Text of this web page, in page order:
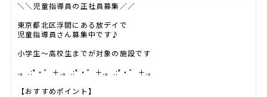
＼＼児童指導員の正社員募集／／
東京都北区浮間にある放デイで
児童指導員さん募集中です♪
小学生～高校生までが対象の施設です
.。.:*・゜＋.。.:*・゜＋.。.:*・゜＋.。
【おすすめポイント】